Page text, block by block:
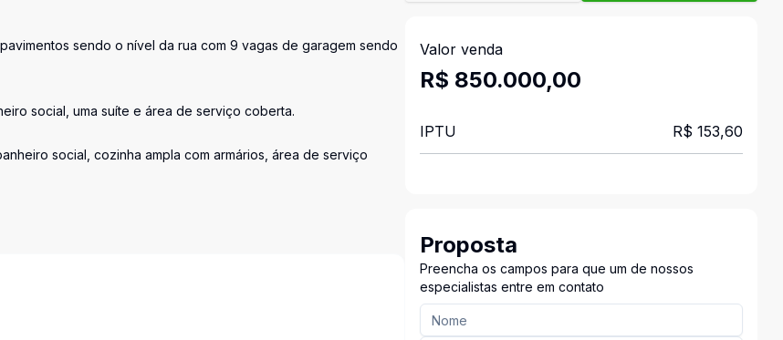
sendo o nível da rua com 9 vagas de garagem sendo
social, uma suíte e área de serviço coberta.
social, cozinha ampla com armários, área de serviço
Valor venda
R$ 850.000,00
IPTU R$ 153,60
Proposta
Preencha os campos para que um de nossos
especialistas entre em contato